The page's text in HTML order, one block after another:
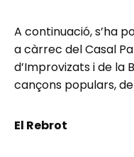
A continuació, s’ha
a càrrec del Casal
d’Improvizats i de la
cançons populars,
El Rebrot